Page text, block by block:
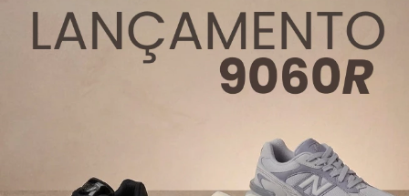
Outro clássico – que agrada algumas e desagrada
vestido animal print . A dica é deixá-lo
brilhar e ser o grande destaque do look, combinando-
o com calçados e acessórios mais básicos.